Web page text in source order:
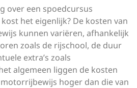
over een spoedcursus
het eigenlijk? De kosten van
kunnen variëren, afhankelijk
zoals de rijschool, de duur
extra’s zoals
algemeen liggen de kosten
hoger dan die van